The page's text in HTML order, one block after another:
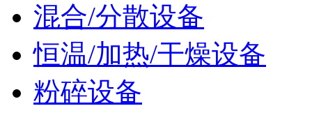
混合/分散设备
恒温/加热/干燥设备
粉碎设备